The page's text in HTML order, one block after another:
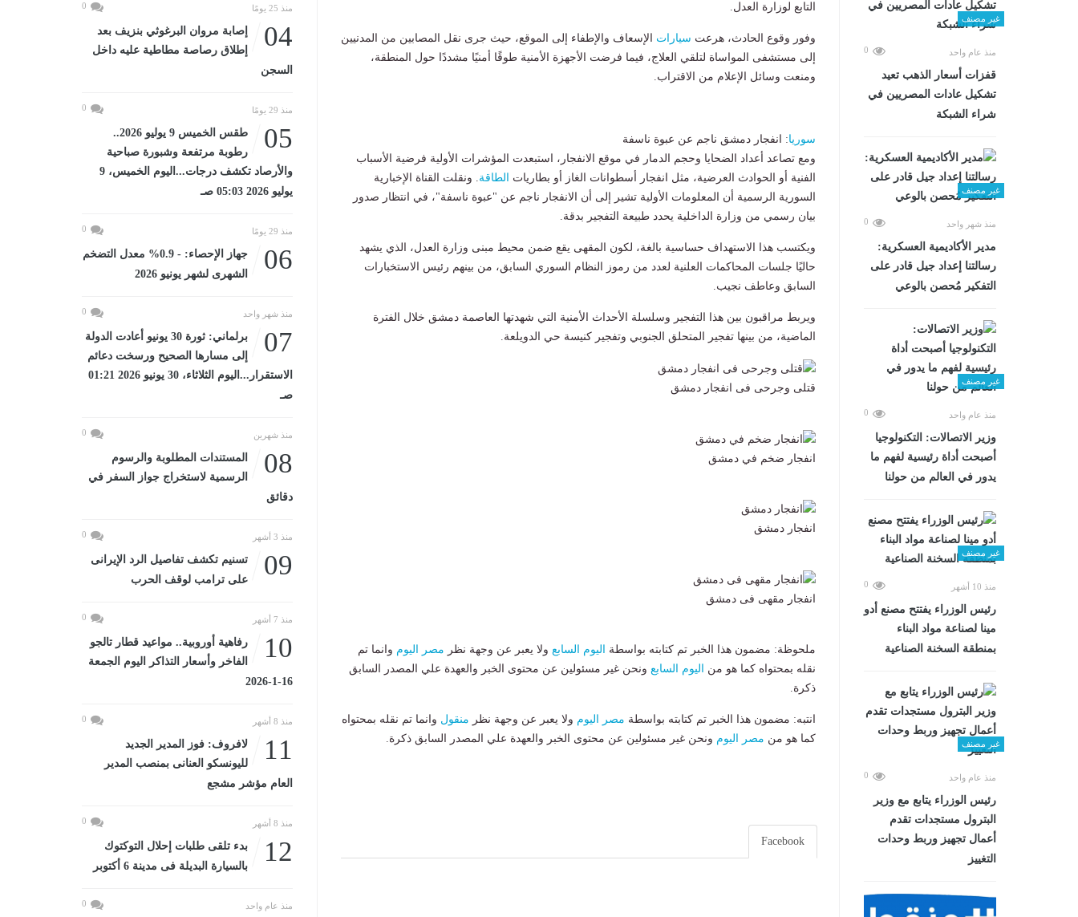
غير مصنف
منذ عام واحد 0
قفزات أسعار الذهب تعيد
تشكيل عادات المصريين في
شراء الشبكة
غير مصنف
منذ شهر واحد 0
مدير الأكاديمية العسكرية:
رسالتنا إعداد جيل قادر على
التفكير مُحصن بالوعي
غير مصنف
منذ عام واحد 0
وزير الاتصالات: التكنولوجيا
أصبحت أداة رئيسية لفهم ما
يدور في العالم من حولنا
غير مصنف
منذ 10 أشهر 0
رئيس الوزراء يفتتح مصنع أدو
مينا لصناعة مواد البناء
بمنطقة السخنة الصناعية
غير مصنف
منذ عام واحد 0
رئيس الوزراء يتابع مع وزير
البترول مستجدات تقدم
أعمال تجهيز وربط وحدات
التغييز
التابع لوزارة العدل.
وفور وقوع الحادث، هرعت سيارات الإسعاف والإطفاء إلى الموقع، حيث جرى نقل المصابين من المدنيين
إلى مستشفى المواساة لتلقي العلاج، فيما فرضت الأجهزة الأمنية طوقًا أمنيًا مشددًا حول المنطقة،
ومنعت وسائل الإعلام من الاقتراب.
سوريا: انفجار دمشق ناجم عن عبوة ناسفة
ومع تصاعد أعداد الضحايا وحجم الدمار في موقع الانفجار، استبعدت المؤشرات الأولية فرضية الأسباب
الفنية أو الحوادث العرضية، مثل انفجار أسطوانات الغاز أو بطاريات
الطاقة. ونقلت القناة الإخبارية
السورية الرسمية أن المعلومات الأولية تشير إلى أن الانفجار ناجم عن "عبوة ناسفة"، في انتظار صدور
بيان رسمي من وزارة الداخلية يحدد طبيعة التفجير بدقة.
ويكتسب هذا الاستهداف حساسية بالغة، لكون المقهى يقع ضمن محيط مبنى وزارة العدل، الذي يشهد
حاليًا جلسات المحاكمات العلنية لعدد من رموز النظام السوري السابق، من بينهم رئيس الاستخبارات
السابق وعاطف نجيب.
ويربط مراقبون بين هذا التفجير وسلسلة الأحداث الأمنية التي شهدتها العاصمة دمشق خلال الفترة
الماضية، من بينها تفجير المتحلق الجنوبي وتفجير كنيسة حي الدويلعة.
قتلى وجرحى فى انفجار دمشق
انفجار ضخم في دمشق
انفجار دمشق
انفجار مقهى فى دمشق
ملحوظة: مضمون هذا الخبر تم كتابته بواسطة اليوم السابع ولا يعبر عن وجهة نظر مصر اليوم وانما تم
نقله بمحتواه كما هو من
اليوم السابع ونحن غير مسئولين عن محتوى الخبر والعهدة علي المصدر السابق
ذكرة.
انتبه: مضمون هذا الخبر تم كتابته بواسطة مصر اليوم ولا يعبر عن وجهة نظر منقول وانما تم نقله بمحتواه
كما هو من مصر اليوم ونحن غير مسئولين عن محتوى الخبر والعهدة علي المصدر السابق ذكرة.
Facebook
منذ 25 يومًا 0
04
إصابة مروان البرغوثي بنزيف بعد
إطلاق رصاصة مطاطية عليه داخل
السجن
منذ 29 يومًا 0
05
طقس الخميس 9 يوليو 2026..
رطوبة مرتفعة وشبورة صباحية
والأرصاد تكشف درجات...اليوم الخميس، 9
يوليو 2026 05:03 صـ
منذ 29 يومًا 0
06
جهاز الإحصاء: - 0.9% معدل التضخم
الشهرى لشهر يونيو 2026
منذ شهر واحد 0
07
برلماني: ثورة 30 يونيو أعادت الدولة
إلى مسارها الصحيح ورسخت دعائم
الاستقرار...اليوم الثلاثاء، 30 يونيو 2026 01:21
صـ
منذ شهرين 0
08
المستندات المطلوبة والرسوم
الرسمية لاستخراج جواز السفر في
دقائق
منذ 3 أشهر 0
09
تسنيم تكشف تفاصيل الرد الإيرانى
على ترامب لوقف الحرب
منذ 7 أشهر 0
10
رفاهية أوروبية.. مواعيد قطار تالجو
الفاخر وأسعار التذاكر اليوم الجمعة
16-1-2026
منذ 8 أشهر 0
11
لافروف: فوز المدير الجديد
لليونسكو العنانى بمنصب المدير
العام مؤشر مشجع
منذ 8 أشهر 0
12
بدء تلقى طلبات إحلال التوكتوك
بالسيارة البديلة فى مدينة 6 أكتوبر
منذ عام واحد 0